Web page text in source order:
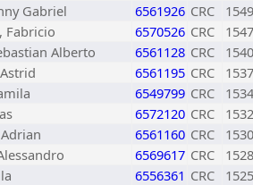
Gabriel 6561926 CRC
1549
Fabricio 6570526 CRC
1547
Alberto 6561128 CRC
1540
6561195 CRC
1537
6549799 CRC
1534
6572120 CRC
1532
6561160 CRC
1530
6569617 CRC
1528
6556361 CRC
1525